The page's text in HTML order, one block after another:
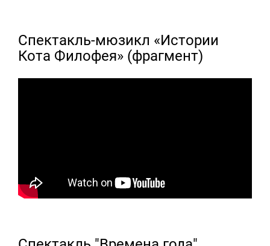
Cпектакль-мюзикл «Истории
Кота Филофея» (фрагмент)